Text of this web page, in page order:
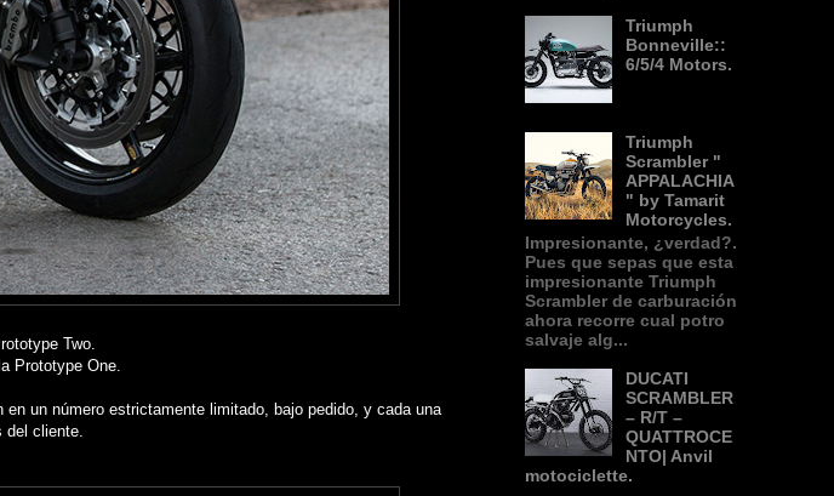
Two.
Prototype One.
un número estrictamente limitado, bajo pedido, y cada una
cliente.
Triumph
Bonneville::
6/5/4 Motors.
Triumph
Scrambler "
APPALACHIA
" by Tamarit
Motorcycles.
Impresionante, ¿verdad?.
Pues que sepas que esta
impresionante Triumph
Scrambler de carburación
ahora recorre cual potro
salvaje alg...
DUCATI
SCRAMBLER
– R/T –
QUATTROCE
NTO| Anvil
motociclette.